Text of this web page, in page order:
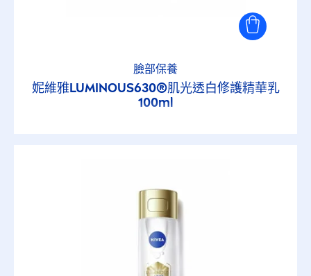
臉部保養
妮維雅LUMINOUS630®肌光透白修護精華乳
100ml